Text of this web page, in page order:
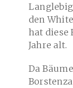
den
hat diese
Jahre alt.
Da